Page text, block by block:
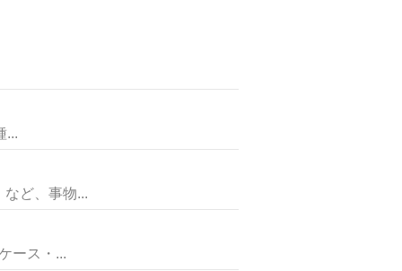
...
ど、事物...
ース・...